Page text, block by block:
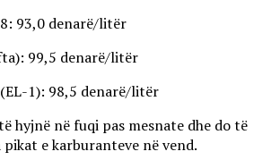
93,0 denarë/litër
99,5 denarë/litër
1): 98,5 denarë/litër
hyjnë në fuqi pas mesnate dhe do të
e karburanteve në vend.